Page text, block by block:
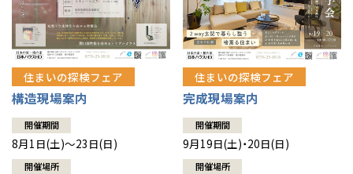
住まいの探検フェア
構造現場案内
開催期間
8月1日(土)～23日(日)
開催場所
住まいの探検フェア
完成現場案内
開催期間
9月19日(土)・20日(日)
開催場所